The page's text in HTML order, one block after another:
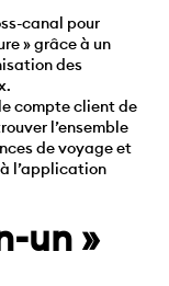
canal pour
» grâce à un
des
compte client de
l’ensemble
de voyage et
l’application
un »